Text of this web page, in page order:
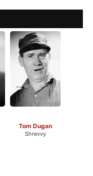
Tom Dugan
Shrevvy